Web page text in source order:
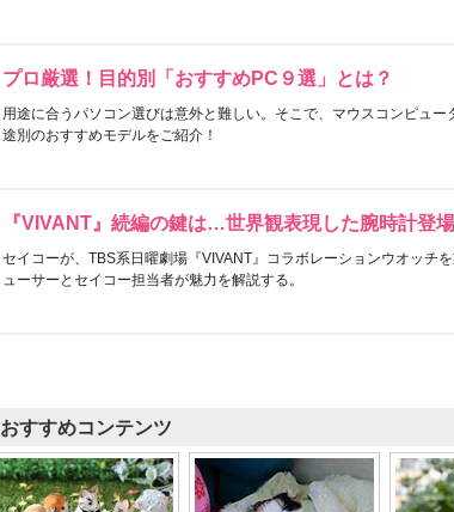
プロ厳選！目的別「おすすめPC９選」とは？
用途に合うパソコン選びは意外と難しい。そこで、マウスコンピュー
途別のおすすめモデルをご紹介！
『VIVANT』続編の鍵は…世界観表現した腕時計登場
セイコーが、TBS系日曜劇場『VIVANT』コラボレーションウオッチ
ューサーとセイコー担当者が魅力を解説する。
おすすめコンテンツ